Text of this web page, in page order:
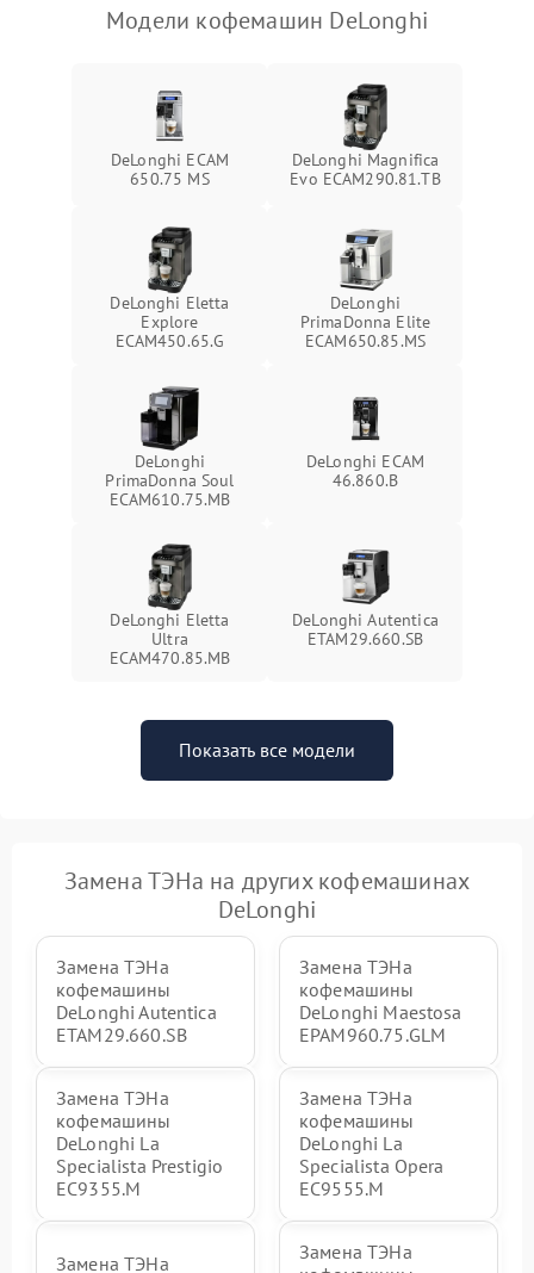
Модели кофемашин DeLonghi
DeLonghi ECAM
650.75 MS
DeLonghi Magnifica
Evo ECAM290.81.TB
DeLonghi Eletta
Explore
ECAM450.65.G
DeLonghi
PrimaDonna Elite
ECAM650.85.MS
DeLonghi
PrimaDonna Soul
ECAM610.75.MB
DeLonghi ECAM
46.860.B
DeLonghi Eletta
Ultra
ECAM470.85.MB
DeLonghi Autentica
ETAM29.660.SB
Показать все модели
Замена ТЭНа на других кофемашинах
DeLonghi
Замена ТЭНа
кофемашины
DeLonghi Autentica
ETAM29.660.SB
Замена ТЭНа
кофемашины
DeLonghi Maestosa
EPAM960.75.GLM
Замена ТЭНа
кофемашины
DeLonghi La
Specialista Prestigio
EC9355.M
Замена ТЭНа
кофемашины
DeLonghi La
Specialista Opera
EC9555.M
Замена ТЭНа
Замена ТЭНа